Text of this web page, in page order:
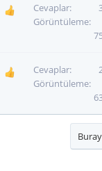
Cevaplar
Görüntüleme
Cevaplar
Görüntüleme